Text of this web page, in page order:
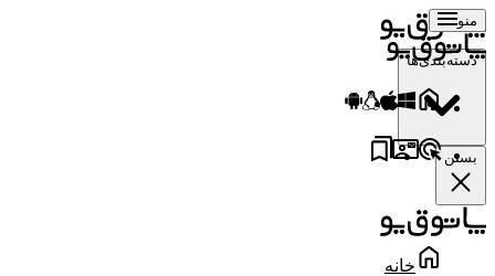
منو
دسته‌بندی‌ها
بستن
خانه